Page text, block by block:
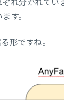
分かれていま
す。
形ですね。